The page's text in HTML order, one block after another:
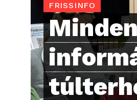
FRISSINFO